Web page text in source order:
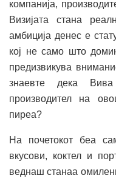
компанија,
Визијата стана
амбиција денес е
кој не само што
предизвикува
знаевте дека Вива
производител на
пиреа?
На почетокот беа
вкусови, коктел и
веднаш станаа